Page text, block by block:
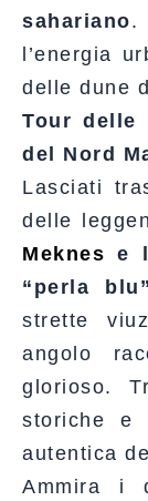
sahariano.
l’energia
delle dune
Tour delle
del Nord
Lasciati
delle
Meknes e
“perla blu”
strette
angolo
glorioso.
storiche e
autentica
Ammira i